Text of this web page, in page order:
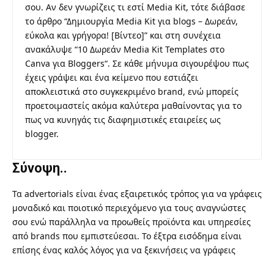
σου. Αν δεν γνωρίζεις τι εστί Media Kit, τότε διάβασε
το άρθρο “Δημιουργία Media Kit για blogs – Δωρεάν,
εύκολα και γρήγορα! [Βίντεο]” και στη συνέχεια
ανακάλυψε “10 Δωρεάν Media Kit Templates στο
Canva για Bloggers“. Σε κάθε μήνυμα σιγουρέψου πως
έχεις γράψει και ένα κείμενο που εστιάζει
αποκλειστικά στο συγκεκριμένο brand, ενώ μπορείς
προετοιμαστείς ακόμα καλύτερα μαθαίνοντας για το
πως να κυνηγάς τις διαφημιστικές εταιρείες ως
blogger.
Σύνοψη..
Τα advertorials είναι ένας εξαιρετικός τρόπος για να γράφεις
μοναδικό και ποιοτικό περιεχόμενο για τους αναγνώστες
σου ενώ παράλληλα να προωθείς προϊόντα και υπηρεσίες
από brands που εμπιστεύεσαι. Το έξτρα εισόδημα είναι
επίσης ένας καλός λόγος για να ξεκινήσεις να γράφεις